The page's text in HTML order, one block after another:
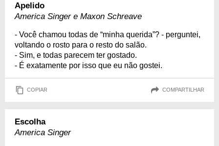
Apelido
America Singer e Maxon Schreave
- Você chamou todas de “minha querida”? - perguntei,
voltando o rosto para o resto do salão.
- Sim, e todas parecem ter gostado.
- É exatamente por isso que eu não gostei.
COPIAR COMPARTILHAR
Escolha
America Singer